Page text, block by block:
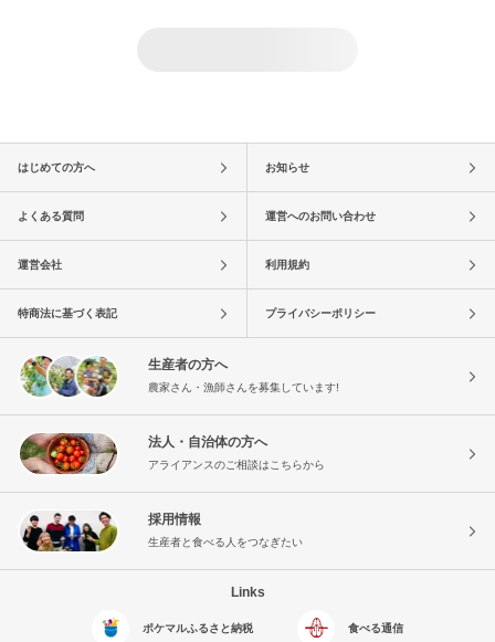
はじめての方へ お知らせ
よくある質問 運営へのお問い合わせ
運営会社 利用規約
特商法に基づく表記 プライバシーポリシー
生産者の方へ
農家さん・漁師さんを募集しています!
法人・自治体の方へ
アライアンスのご相談はこちらから
採用情報
生産者と食べる人をつなぎたい
Links
ポケマルふるさと納税 食べる通信